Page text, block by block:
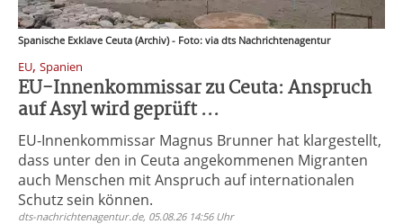
Spanische Exklave Ceuta (Archiv) - Foto: via dts Nachrichtenagentur
EU, Spanien
EU-Innenkommissar zu Ceuta: Anspruch
auf Asyl wird geprüft ...
EU-Innenkommissar Magnus Brunner hat klargestellt,
dass unter den in Ceuta angekommenen Migranten
auch Menschen mit Anspruch auf internationalen
Schutz sein können.
dts-nachrichtenagentur.de, 05.08.26 14:56 Uhr